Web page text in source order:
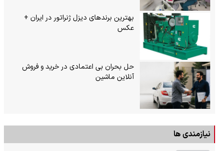
بهترین برندهای دیزل ژنراتور در ایران +
عکس
حل بحران بی‌ اعتمادی در خرید و فروش
آنلاین ماشین
نیازمندی ها